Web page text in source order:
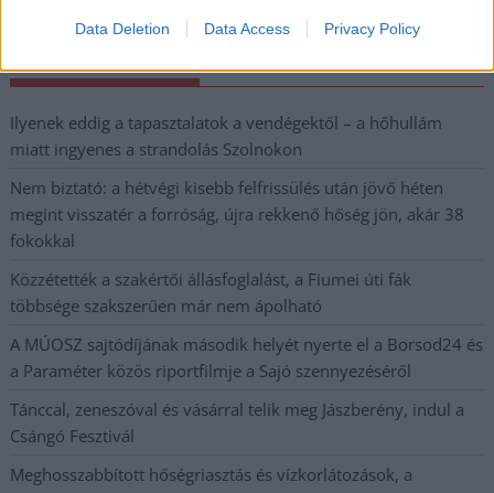
Data Deletion Data Access Privacy Policy
Ilyenek eddig a tapasztalatok a vendégektől – a hőhullám
miatt ingyenes a strandolás Szolnokon
Nem biztató: a hétvégi kisebb felfrissülés után jövő héten
megint visszatér a forróság, újra rekkenő hőség jön, akár 38
fokokkal
Közzétették a szakértői állásfoglalást, a Fiumei úti fák
többsége szakszerűen már nem ápolható
A MÚOSZ sajtódíjának második helyét nyerte el a Borsod24 és
a Paraméter közös riportfilmje a Sajó szennyezéséről
Tánccal, zeneszóval és vásárral telik meg Jászberény, indul a
Csángó Fesztivál
Meghosszabbított hőségriasztás és vízkorlátozások, a